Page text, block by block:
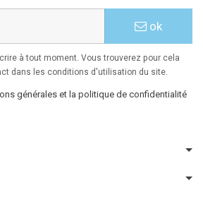
ok
à tout moment. Vous trouverez pour cela
dans les conditions d'utilisation du site.
générales et la politique de confidentialité